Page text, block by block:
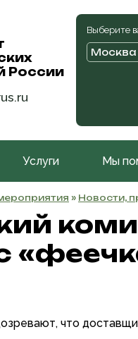
России
Выберите
Москва
Услуги Мы
» Новости,
что